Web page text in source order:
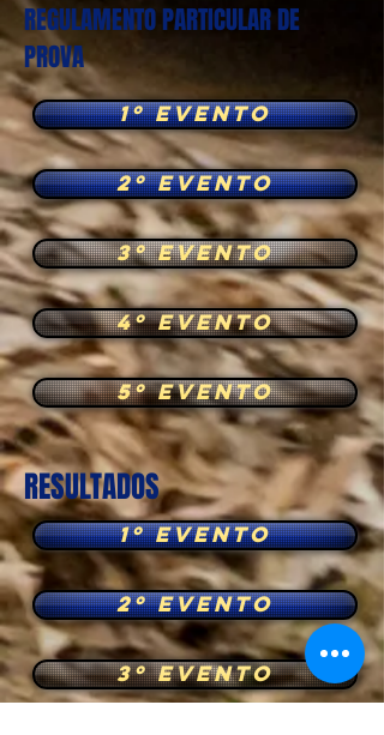
REGULAMENTO PARTICULAR DE
PROVA
1º EVENTO
2º EVENTO
3º EVENTO
4º EVENTO
5º EVENTO
RESULTADOS
1º EVENTO
2º EVENTO
3º EVENTO